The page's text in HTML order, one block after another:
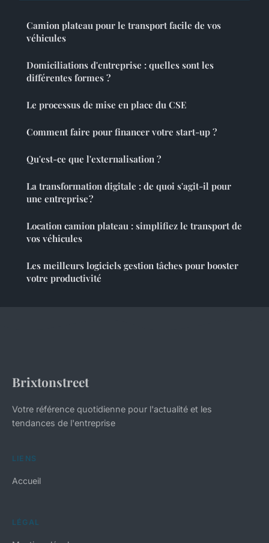
Camion plateau pour le transport facile de vos
véhicules
Domiciliations d'entreprise : quelles sont les
différentes formes ?
Le processus de mise en place du CSE
Comment faire pour financer votre start-up ?
Qu'est-ce que l'externalisation ?
La transformation digitale : de quoi s'agit-il pour
une entreprise ?
Location camion plateau : simplifiez le transport de
vos véhicules
Les meilleurs logiciels gestion tâches pour booster
votre productivité
Brixtonstreet
Votre référence quotidienne pour l'actualité et les
tendances de l'entreprise
LIENS
Accueil
LÉGAL